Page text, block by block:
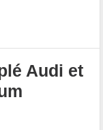
Audi et